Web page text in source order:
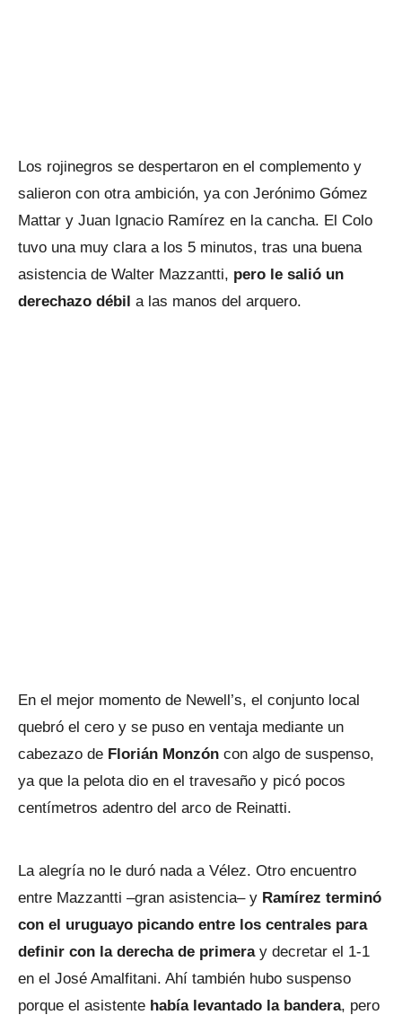
Los rojinegros se despertaron en el complemento y
salieron con otra ambición, ya con Jerónimo Gómez
Mattar y Juan Ignacio Ramírez en la cancha. El Colo
tuvo una muy clara a los 5 minutos, tras una buena
asistencia de Walter Mazzantti, pero le salió un
derechazo débil a las manos del arquero.
En el mejor momento de Newell’s, el conjunto local
quebró el cero y se puso en ventaja mediante un
cabezazo de Florián Monzón con algo de suspenso,
ya que la pelota dio en el travesaño y picó pocos
centímetros adentro del arco de Reinatti.
La alegría no le duró nada a Vélez. Otro encuentro
entre Mazzantti –gran asistencia– y Ramírez terminó
con el uruguayo picando entre los centrales para
definir con la derecha de primera y decretar el 1-1
en el José Amalfitani. Ahí también hubo suspenso
porque el asistente había levantado la bandera, pero